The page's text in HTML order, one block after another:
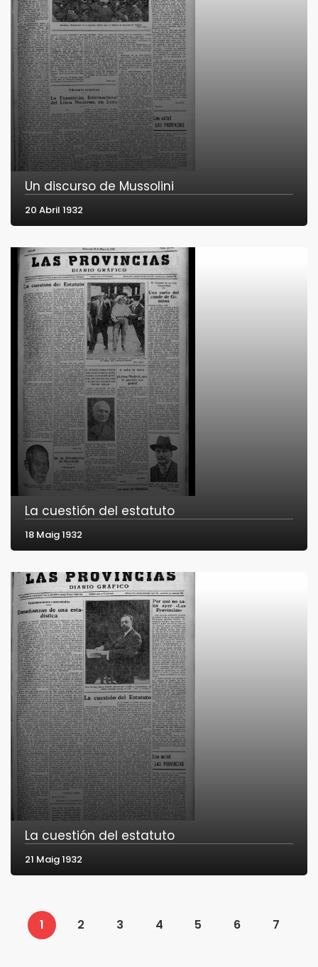
Un discurso de Mussolini
20 Abril 1932
La cuestión del estatuto
18 Maig 1932
La cuestión del estatuto
21 Maig 1932
1 2 3 4 5 6 7